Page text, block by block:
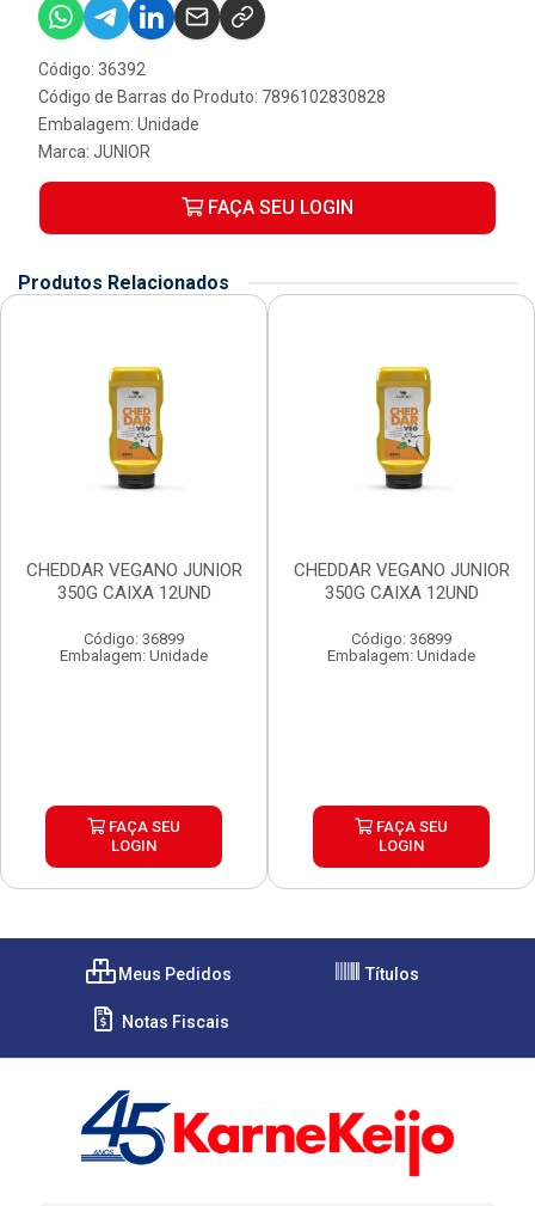
Código: 36392
Código de Barras do Produto: 7896102830828
Embalagem: Unidade
Marca: JUNIOR
FAÇA SEU LOGIN
Produtos Relacionados
CHEDDAR VEGANO JUNIOR
350G CAIXA 12UND
Código: 36899
Embalagem: Unidade
FAÇA SEU
LOGIN
CHEDDAR VEGANO JUNIOR
350G CAIXA 12UND
Código: 36899
Embalagem: Unidade
FAÇA SEU
LOGIN
Meus Pedidos Títulos
Notas Fiscais